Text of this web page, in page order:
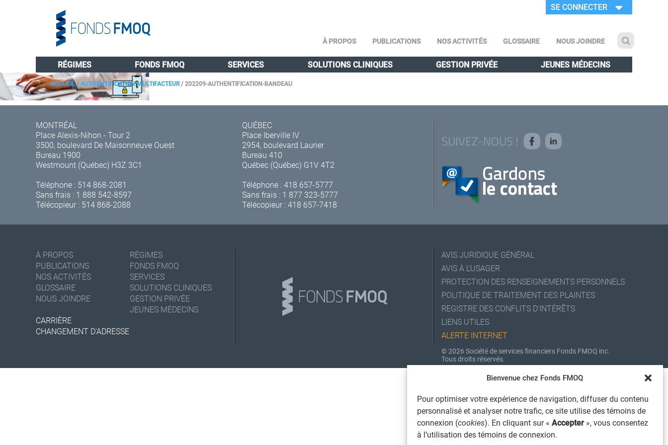
Bienvenue chez Fonds FMOQ
Pour optimiser votre expérience de navigation, diffuser du contenu
personnalisé et analyser notre trafic, ce site utilise des témoins de
connexion (cookies). En cliquant sur « Accepter », vous consentez
à l’utilisation des témoins de connexion.
SE CONNECTER
À PROPOS PUBLICATIONS NOS ACTIVITÉS GLOSSAIRE NOUS JOINDRE
RÉGIMES FONDS FMOQ SERVICES SOLUTIONS CLINIQUES GESTION PRIVÉE JEUNES MÉDECINS
ACCUEIL/AUTHENTIFICATION MULTIFACTEUR/202209-AUTHENTIFICATION-BANDEAU
MONTRÉAL
Place Alexis-Nihon - Tour 2
3500, boulevard De Maisonneuve Ouest
Bureau 1900
Westmount (Québec) H3Z 3C1
Téléphone : 514 868-2081
Sans frais : 1 888 542-8597
Télécopieur : 514 868-2088
QUÉBEC
Place Iberville IV
2954, boulevard Laurier
Bureau 410
Québec (Québec) G1V 4T2
Téléphone :418 657-5777
Sans frais : 1 877 323-5777
Télécopieur : 418 657-7418
SUIVEZ-NOUS !
À PROPOS
PUBLICATIONS
NOS ACTIVITÉS
GLOSSAIRE
NOUS JOINDRE
RÉGIMES
FONDS FMOQ
SERVICES
SOLUTIONS CLINIQUES
GESTION PRIVÉE
JEUNES MÉDECINS
CARRIÈRE
CHANGEMENT D'ADRESSE
AVIS JURIDIQUE GÉNÉRAL
AVIS À L'USAGER
PROTECTION DES RENSEIGNEMENTS PERSONNELS
POLITIQUE DE TRAITEMENT DES PLAINTES
REGISTRE DES CONFLITS D'INTÉRÊTS
LIENS UTILES
ALERTE INTERNET
© 2026 Société de services financiers Fonds FMOQ inc.
Tous droits réservés.